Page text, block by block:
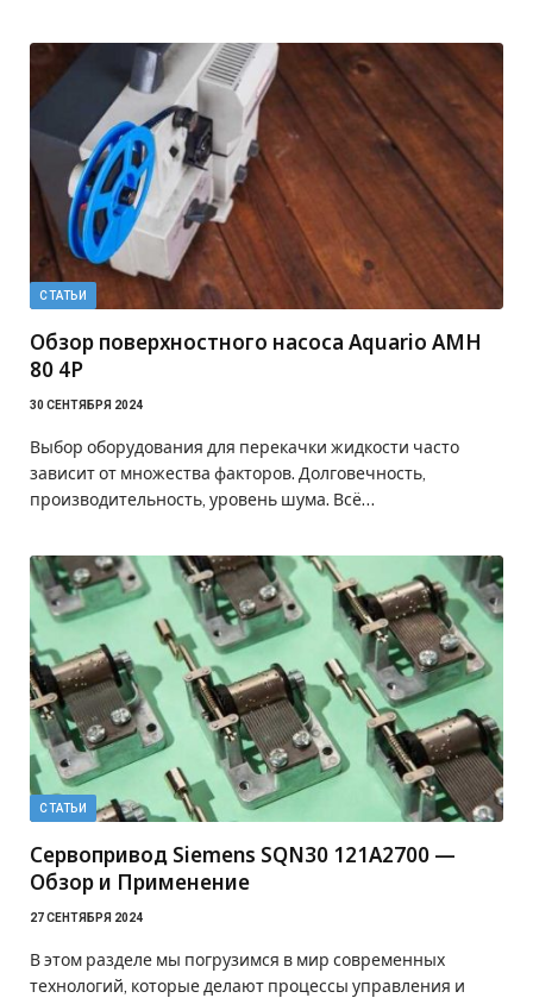
СТАТЬИ
Обзор поверхностного насоса Aquario AMH
80 4P
30 СЕНТЯБРЯ 2024
Выбор оборудования для перекачки жидкости часто
зависит от множества факторов. Долговечность,
производительность, уровень шума. Всё…
СТАТЬИ
Сервопривод Siemens SQN30 121A2700 —
Обзор и Применение
27 СЕНТЯБРЯ 2024
В этом разделе мы погрузимся в мир современных
технологий, которые делают процессы управления и